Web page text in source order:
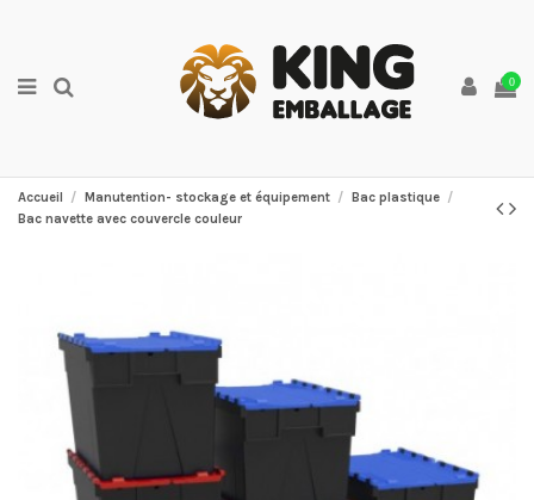
0
Accueil Manutention- stockage et équipement
Bac plastique
Bac navette avec couvercle couleur